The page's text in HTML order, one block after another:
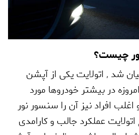
چیست؟
شد , اتولایت یکی از آپشن
در بیشتر خودروها مورد
اغلب افراد نیز آن را سنسور نور
عملکرد جالب و کارامدی